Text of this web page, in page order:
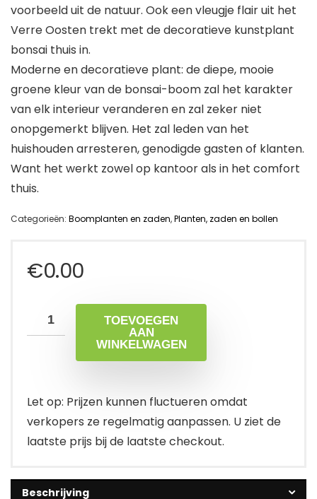
voorbeeld uit de natuur. Ook een vleugje flair uit het
Verre Oosten trekt met de decoratieve kunstplant
bonsai thuis in.
Moderne en decoratieve plant: de diepe, mooie
groene kleur van de bonsai-boom zal het karakter
van elk interieur veranderen en zal zeker niet
onopgemerkt blijven. Het zal leden van het
huishouden arresteren, genodigde gasten of klanten.
Want het werkt zowel op kantoor als in het comfort
thuis.
Categorieën: Boomplanten en zaden,Planten, zaden en bollen
€0.00
TOEVOEGEN
AAN
WINKELWAGEN
Let op: Prijzen kunnen fluctueren omdat
verkopers ze regelmatig aanpassen. U ziet de
laatste prijs bij de laatste checkout.
Beschrijving